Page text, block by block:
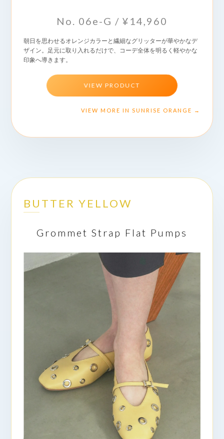
No. 06e-G / ¥14,960
朝日を思わせるオレンジカラーと繊細なグリッターが華やかなデ
ザイン。足元に取り入れるだけで、コーデ全体を明るく軽やかな
印象へ導きます。
VIEW PRODUCT
VIEW MORE IN SUNRISE ORANGE →
BUTTER YELLOW
Grommet Strap Flat Pumps